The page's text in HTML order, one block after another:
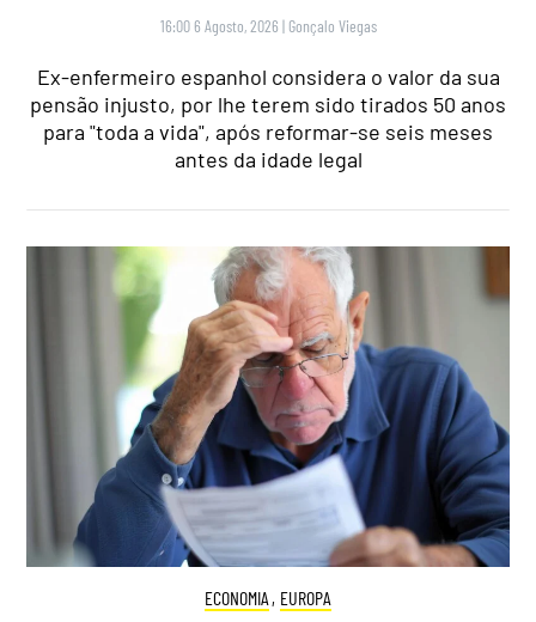
16:00 6 Agosto, 2026 | Gonçalo Viegas
Ex-enfermeiro espanhol considera o valor da sua
pensão injusto, por lhe terem sido tirados 50 anos
para "toda a vida", após reformar-se seis meses
antes da idade legal
ECONOMIA , EUROPA